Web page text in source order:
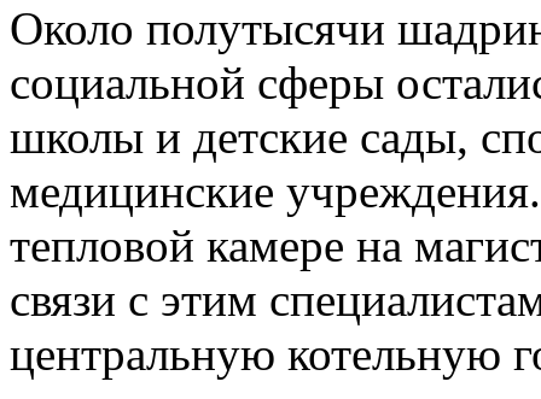
Около полутысячи
социальной сферы
школы и детские сады,
медицинские
тепловой камере на
связи с этим
центральную котельную